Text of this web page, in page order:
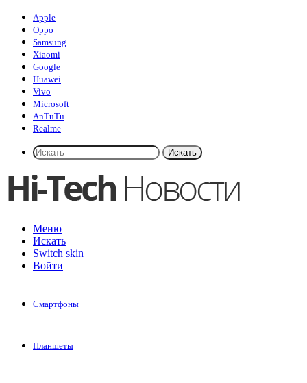
Apple
Oppo
Samsung
Xiaomi
Google
Huawei
Vivo
Microsoft
AnTuTu
Realme
Искать
Меню
Искать
Switch skin
Войти
Смартфоны
Планшеты